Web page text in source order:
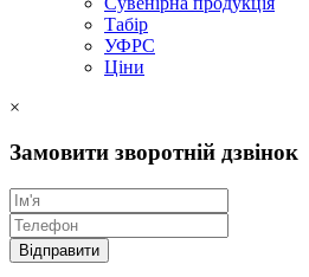
Табір
УФРС
Ціни
×
Замовити зворотній дзвінок
Відправити